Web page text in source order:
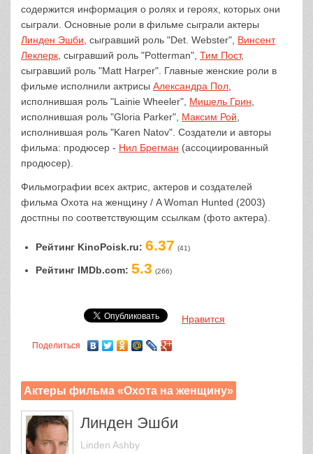
содержится информация о ролях и героях, которых они
сыграли. Основные роли в фильме сыграли актеры
Линден Эшби , сыгравший роль "Det. Webster", Винсент
Леклерк , сыгравший роль "Potterman", Тим Пост,
сыгравший роль "Matt Harper". Главные женские роли в
фильме исполнили актрисы Александра Пол
исполнившая роль "Lainie Wheeler", Мишель Грин
исполнившая роль "Gloria Parker", Максим Рой
исполнившая роль "Karen Natov". Создатели и авторы
фильма: продюсер - Нил Брегман (ассоциированный
продюсер).
Фильмографии всех актрис, актеров и создателей
фильма Охота на женщину / A Woman Hunted (2003)
достпны по соответствующим ссылкам (фото актера).
Рейтинг KinoPoisk.ru: 6.37 (41)
Рейтинг IMDb.com: 5.3 (266)
Нравится
Поделиться
Актеры фильма «Охота на женщину»
Линден Эшби
Linden Ashby